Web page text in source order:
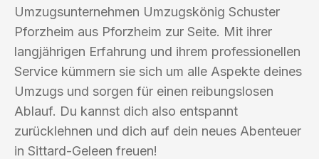
Umzugsunternehmen Umzugskönig Schuster
Pforzheim aus Pforzheim zur Seite. Mit ihrer
langjährigen Erfahrung und ihrem professionellen
Service kümmern sie sich um alle Aspekte deines
Umzugs und sorgen für einen reibungslosen
Ablauf. Du kannst dich also entspannt
zurücklehnen und dich auf dein neues Abenteuer
in Sittard-Geleen freuen!